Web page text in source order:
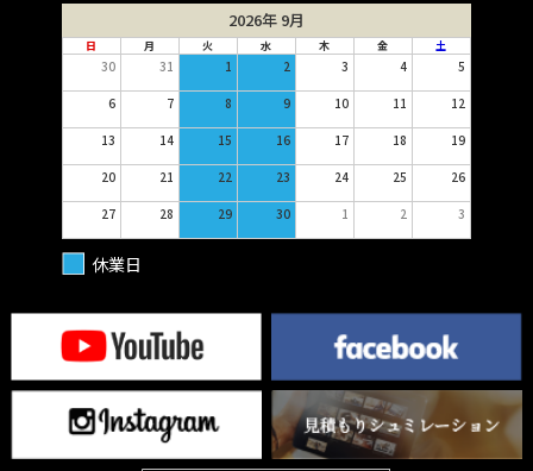
2026年 9月
日 月 火 水 木 金 土
30 31 1 2 3 4 5
6 7 8 9 10 11 12
13 14 15 16 17 18 19
20 21 22 23 24 25 26
27 28 29 30 1 2 3
休業日